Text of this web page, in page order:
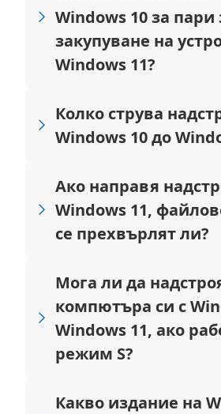
Windows 10 за пари
закупуване на
Windows 11?
Колко струва
Windows 10 до
Ако направя
Windows 11,
се прехвърлят ли?
Мога ли да
компютъра си с
Windows 11, ако
режим S?
Какво издание на